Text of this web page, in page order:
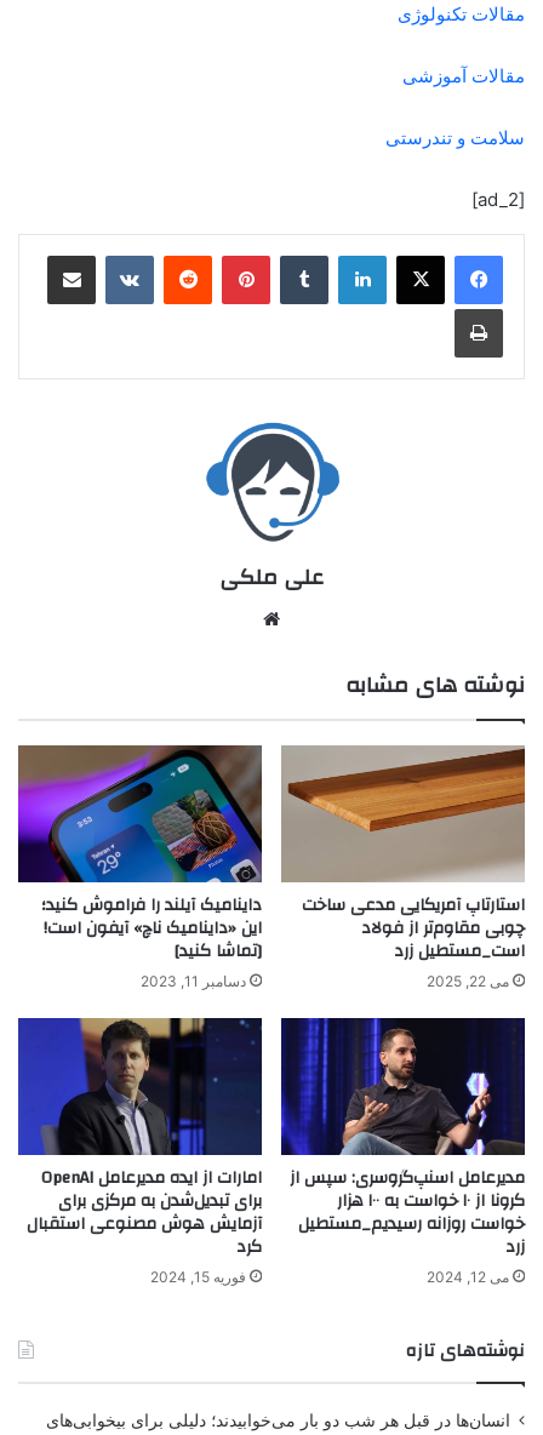
مقالات تکنولوژی
مقالات آموزشی
سلامت و تندرستی
[ad_2]
علی ملکی
نوشته های مشابه
استارتاپ آمریکایی مدعی ساخت
چوبی مقاوم‌تر از فولاد
است_مستطیل زرد
می 22, 2025
داینامیک آیلند را فراموش کنید؛
این «داینامیک ناچ» آیفون است!
[تماشا کنید]
دسامبر 11, 2023
مدیرعامل اسن‍پ‌گروسری: سپس از
کرونا از ۱۰ خواست به ۱۰۰ هزار
خواست روزانه رسیدیم_مستطیل
زرد
می 12, 2024
امارات از ایده مدیرعامل OpenAI
برای تبدیل‌شدن به مرکزی برای
آزمایش هوش مصنوعی استقبال
کرد
فوریه 15, 2024
نوشته‌های تازه
انسان‌ها در قبل هر شب دو بار می‌خوابیدند؛ دلیلی برای بیخوابی‌های